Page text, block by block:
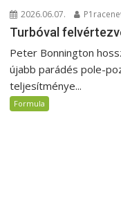
2026.06.07.
Turbóval
Peter Bonnington
újabb parádés pole-
teljesítménye...
Formula